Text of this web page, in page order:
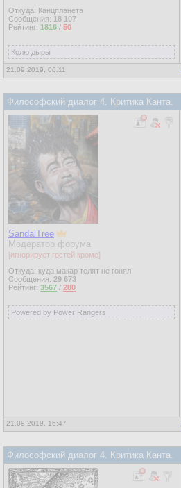
Откуда: Канцпланета
Сообщения: 18 107
Рейтинг: 1816 / 50
Колю дыры
21.09.2019, 06:11
Философский диалог 4. Критика Канта.
SandalTree
Модератор форума
[игнорирует гостей кроме]
Откуда: куда макар телят не гонял
Сообщения: 29 673
Рейтинг: 3567 / 280
Powered by Power Rangers
21.09.2019, 16:47
Философский диалог 4. Критика Канта.